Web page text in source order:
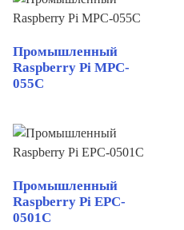
Промышленный
Raspberry Pi MPC-
055C
Промышленный
Raspberry Pi EPC-
0501C